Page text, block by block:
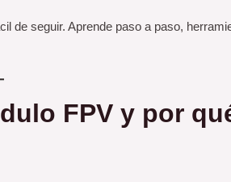
de seguir. Aprende paso a paso,
FPV y por